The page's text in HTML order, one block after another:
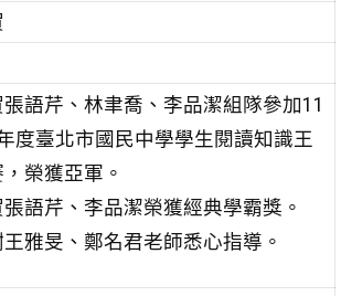
語芹、林聿喬、李品潔組隊參加11
度臺北市國民中學學生閱讀知識王
榮獲亞軍。
語芹、李品潔榮獲經典學霸獎。
王雅旻、鄭名君老師悉心指導。